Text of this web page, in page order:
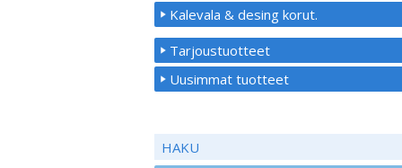
Kalevala & desing korut.
Tarjoustuotteet
Uusimmat tuotteet
HAKU